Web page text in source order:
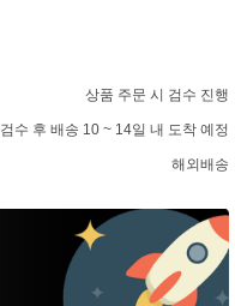
상품 주문 시 검수 진행
검수 후 배송 10 ~ 14일 내 도착 예정
해외배송